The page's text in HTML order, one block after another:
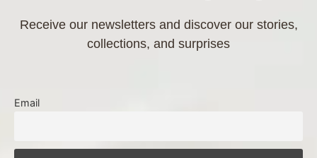
Receive our newsletters and discover our stories,
collections, and surprises
Email